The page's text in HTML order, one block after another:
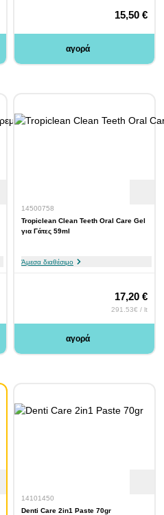
15,50 €
αγορά
14500758
Tropiclean Clean Teeth Oral Care Gel
για Γάτες 59ml
Άμεσα διαθέσιμο
17,20 €
291.53€ / lt
αγορά
14101450
Denti Care 2in1 Paste 70gr